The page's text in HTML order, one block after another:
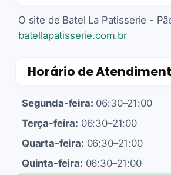
O site de Batel La Patisserie -
batellapatisserie.com.br
Horário de
Segunda-feira: 06:30–21:00
Terça-feira: 06:30–21:00
Quarta-feira: 06:30–21:00
Quinta-feira: 06:30–21:00